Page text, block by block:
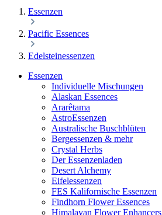
Essenzen
Pacific Essences
Edelsteinessenzen
Essenzen
Individuelle Mischungen
Alaskan Essences
Ararêtama
AstroEssenzen
Australische Buschblüten
Bergessenzen & mehr
Crystal Herbs
Der Essenzenladen
Desert Alchemy
Eifelessenzen
FES Kalifornische Essenzen
Findhorn Flower Essences
Himalayan Flower Enhancers